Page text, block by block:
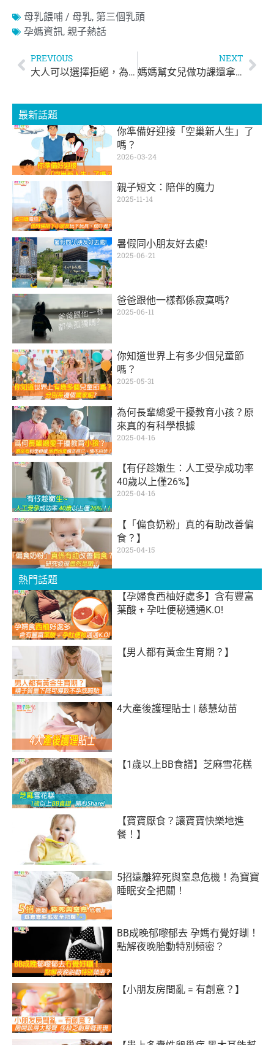
母乳餵哺 / 母乳, 第三個乳頭
孕媽資訊, 親子熱話
PREVIOUS
大人可以選擇拒絕，為什麼孩子就不行？試從孩子角度看 從小開始，請給孩子尊重
NEXT
媽媽幫女兒做功課還拿超高分 ？！
最新話題
你準備好迎接「空巢新人生」了
嗎？
2026-03-24
親子短文：陪伴的魔力
2025-11-14
暑假同小朋友好去處!
2025-06-21
爸爸跟他一樣都係寂寞嗎?
2025-06-11
你知道世界上有多少個兒童節
嗎？
2025-05-31
為何長輩總愛干擾教育小孩？原
來真的有科學根據
2025-04-16
【有仔趁嫩生：人工受孕成功率
40歲以上僅26%】
2025-04-16
【「偏食奶粉」真的有助改善偏
食？】
2025-04-15
熱門話題
【孕婦食西柚好處多】含有豐富
葉酸 + 孕吐便秘通通K.O!
【男人都有黃金生育期？】
4大產後護理貼士 | 慈慧幼苗
【1歲以上BB食譜】芝麻雪花糕
【寶寶厭食？讓寶寶快樂地進
餐！】
5招遠離猝死與窒息危機！為寶寶
睡眠安全把關！
BB成晚郁嚟郁去 孕媽冇覺好瞓！
點解夜晚胎動特別頻密？
【小朋友房間亂 = 有創意？】